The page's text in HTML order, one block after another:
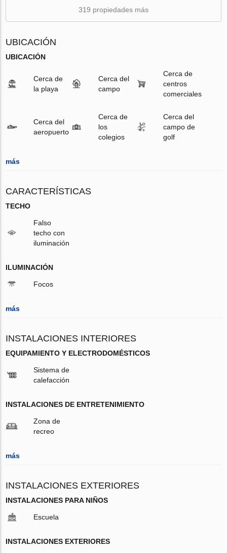
319 propiedades más
UBICACIÓN
UBICACIÓN
Cerca de
la playa
Cerca del
campo
Cerca de
centros
comerciales
Cerca del
aeropuerto
Cerca de
los
colegios
Cerca del
campo de
golf
más
CARACTERÍSTICAS
TECHO
Falso
techo con
iluminación
ILUMINACIÓN
Focos
más
INSTALACIONES INTERIORES
EQUIPAMIENTO Y ELECTRODOMÉSTICOS
Sistema de
calefacción
INSTALACIONES DE ENTRETENIMIENTO
Zona de
recreo
más
INSTALACIONES EXTERIORES
INSTALACIONES PARA NIÑOS
Escuela
INSTALACIONES EXTERIORES